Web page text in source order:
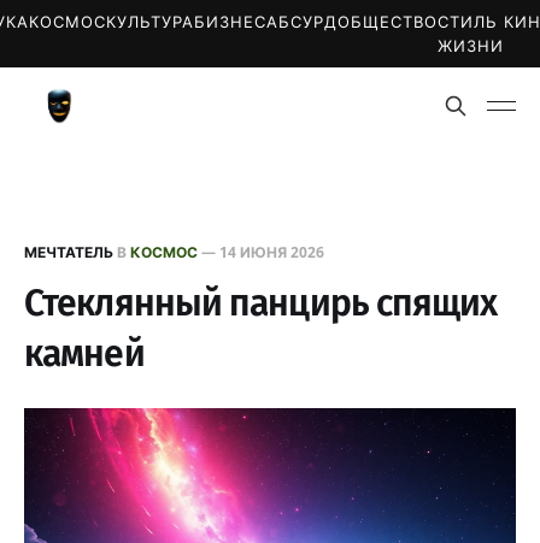
КОСМОСКУЛЬТУРАБИЗНЕСАБСУРДОБЩЕСТВОСТИЛЬ
ЖИЗНИ
МЕЧТАТЕЛЬ ВКОСМОС— 14 ИЮНЯ 2026
Стеклянный панцирь спящих
камней